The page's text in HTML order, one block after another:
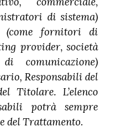
di sistema)
(come fornitori di
provider, società
comunicazione)
Responsabili del
Titolare. L’elenco
potrà sempre
del Trattamento.